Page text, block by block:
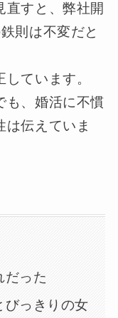
直すと、弊社開
則は不変だと
ています。
も、婚活に不慣
は伝えていま
だった
びっきりの女